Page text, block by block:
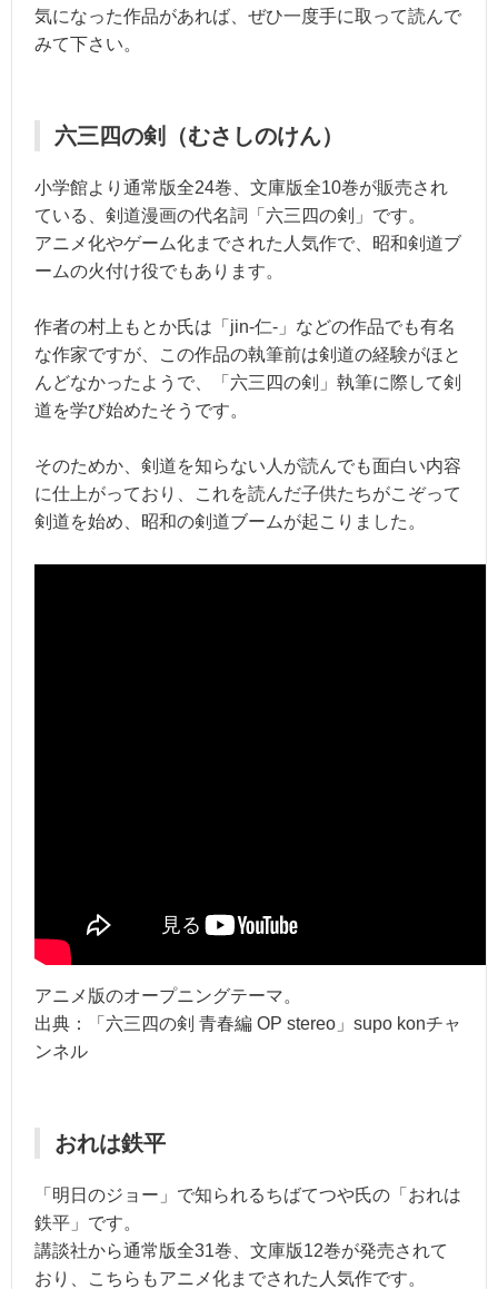
気になった作品があれば、ぜひ一度手に取って読んで
みて下さい。
六三四の剣（むさしのけん）
小学館より通常版全24巻、文庫版全10巻が販売され
ている、剣道漫画の代名詞「六三四の剣」です。
アニメ化やゲーム化までされた人気作で、昭和剣道ブ
ームの火付け役でもあります。
作者の村上もとか氏は「jin-仁-」などの作品でも有名
な作家ですが、この作品の執筆前は剣道の経験がほと
んどなかったようで、「六三四の剣」執筆に際して剣
道を学び始めたそうです。
そのためか、剣道を知らない人が読んでも面白い内容
に仕上がっており、これを読んだ子供たちがこぞって
剣道を始め、昭和の剣道ブームが起こりました。
アニメ版のオープニングテーマ。
出典：「六三四の剣 青春編 OP stereo」supo konチャ
ンネル
おれは鉄平
「明日のジョー」で知られるちばてつや氏の「おれは
鉄平」です。
講談社から通常版全31巻、文庫版12巻が発売されて
おり、こちらもアニメ化までされた人気作です。